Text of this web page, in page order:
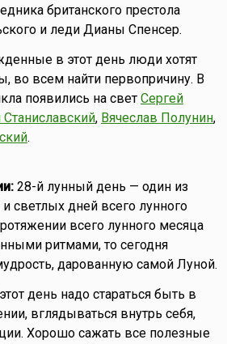
британского престола
и леди Дианы Спенсер.
в этот день люди хотят
во всем найти первопричину. В
появились на свет Сергей
Станиславский, Вячеслав Полунин,
.
28-й лунный день — один из
светлых дней всего лунного
всего лунного месяца
ритмами, то сегодня
дарованную самой Луной.
день надо стараться быть в
вглядываться внутрь себя,
Хорошо сажать все полезные